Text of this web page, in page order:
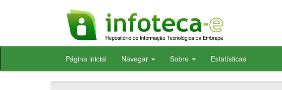
Skip
Página inicial Navegar Sobre Estatísticas